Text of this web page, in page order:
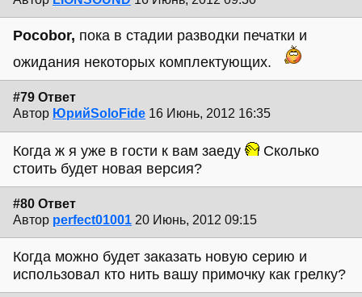
Pocobor, пока в стадии разводки печатки и
ожидания некоторых комплектующих.
#79 Ответ
Автор ЮрийSoloFide 16 Июнь, 2012 16:35
Когда ж я уже в гости к вам заеду
Сколько
стоить будет новая версия?
#80 Ответ
Автор perfect01001 20 Июнь, 2012 09:15
Когда можно будет заказать новую серию и
использовал кто нить вашу примочку как грелку?